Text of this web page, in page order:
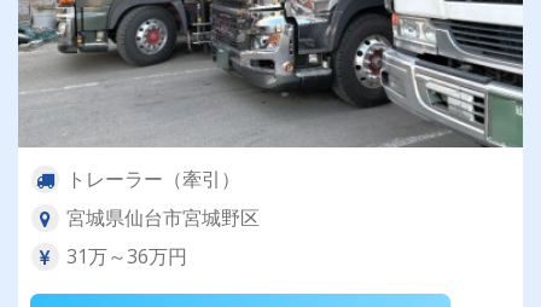
トレーラー（牽引）
宮城県仙台市宮城野区
31万～36万円